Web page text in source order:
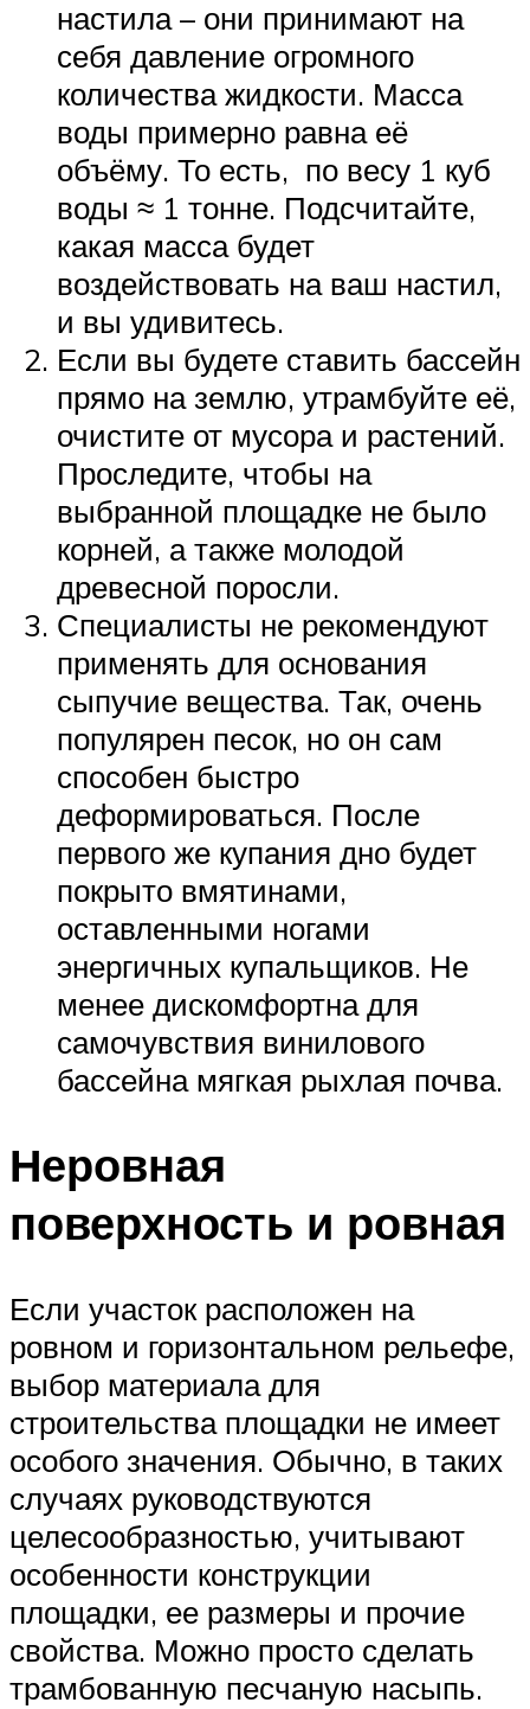
настила – они принимают на
себя давление огромного
количества жидкости. Масса
воды примерно равна её
объёму. То есть, по весу 1 куб
воды ≈ 1 тонне. Подсчитайте,
какая масса будет
воздействовать на ваш настил,
и вы удивитесь.
Если вы будете ставить бассейн
прямо на землю, утрамбуйте её,
очистите от мусора и растений.
Проследите, чтобы на
выбранной площадке не было
корней, а также молодой
древесной поросли.
Специалисты не рекомендуют
применять для основания
сыпучие вещества. Так, очень
популярен песок, но он сам
способен быстро
деформироваться. После
первого же купания дно будет
покрыто вмятинами,
оставленными ногами
энергичных купальщиков. Не
менее дискомфортна для
самочувствия винилового
бассейна мягкая рыхлая почва.
Неровная
поверхность и ровная
Если участок расположен на
ровном и горизонтальном рельефе,
выбор материала для
строительства площадки не имеет
особого значения. Обычно, в таких
случаях руководствуются
целесообразностью, учитывают
особенности конструкции
площадки, ее размеры и прочие
свойства. Можно просто сделать
трамбованную песчаную насыпь.